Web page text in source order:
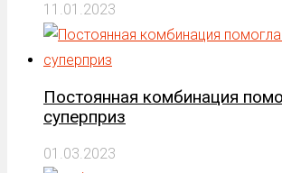
11.01.2023
Постоянная комбинация
суперприз
01.03.2023